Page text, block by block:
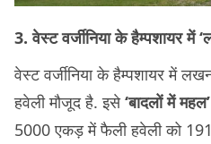
3. वेस्ट वर्जीनिया के हैम्पशायर में
वेस्ट वर्जीनिया के हैम्पशायर में
हवेली मौजूद है. इसे‘बादलों में महल’
5000 एकड़ में फैली हवेली को